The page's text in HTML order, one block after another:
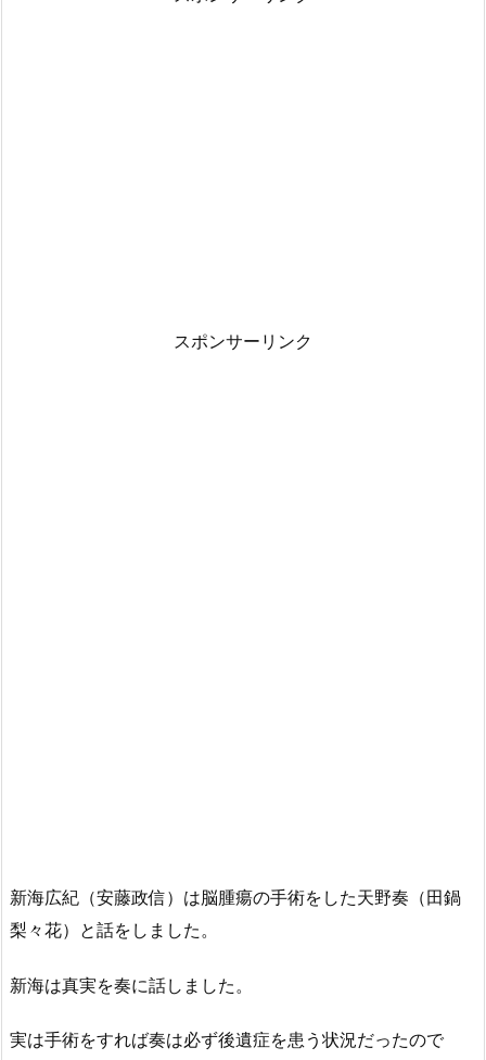
スポンサーリンク
新海広紀（安藤政信）は脳腫瘍の手術をした天野奏（田鍋
梨々花）と話をしました。
新海は真実を奏に話しました。
実は手術をすれば奏は必ず後遺症を患う状況だったので